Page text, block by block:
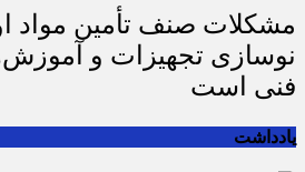
مشکلات صنف تأمین مواد
نوسازی تجهیزات و
فنی است
یادداشت